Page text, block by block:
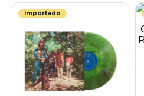
Importado